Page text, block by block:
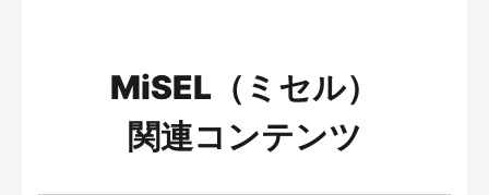
MiSEL（ミセル）
関連コンテンツ